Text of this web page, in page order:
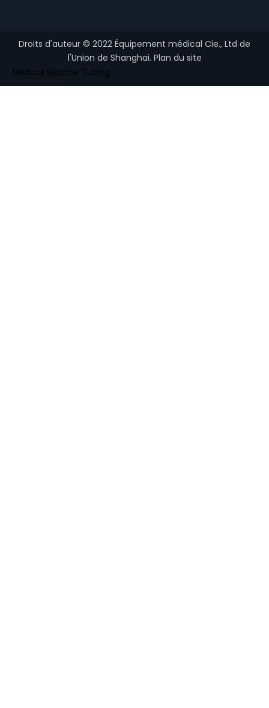
Droits d'auteur © 2022 Équipement médical Cie., Ltd de
l'Union de Shanghai. Plan du site
Medical Silicone Tubing